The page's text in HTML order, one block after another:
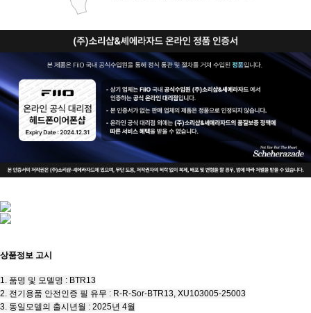
상품정보 고시
1. 품명 및 모델명 : BTR13
2. 전기용품 안전인증 필 유무 : R-R-Sor-BTR13, XU103005-25003
3. 동일모델의 출시년월 : 2025년 4월